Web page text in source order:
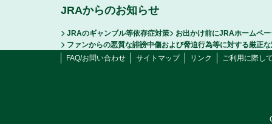
JRAからのお知らせ
JRAのギャンブル等依存症対策
お出かけ前にJRAホームペ
ファンからの悪質な誹謗中傷および脅迫行為等に対する厳正
FAQ/お問い合わせ
サイトマップ リンク ご利用に際し